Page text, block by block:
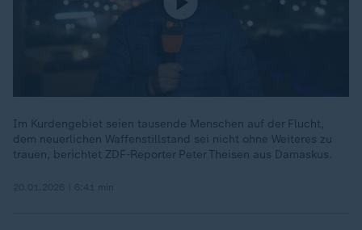
Im Kurdengebiet seien tausende Menschen auf der Flucht,
dem neuerlichen Waffenstillstand sei nicht ohne Weiteres zu
trauen, berichtet ZDF-Reporter Peter Theisen aus Damaskus.